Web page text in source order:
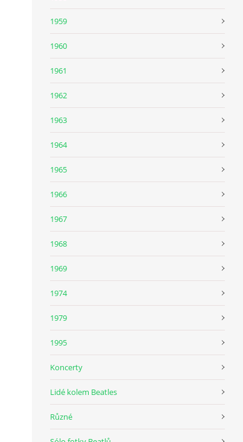
1959
1960
1961
1962
1963
1964
1965
1966
1967
1968
1969
1974
1979
1995
Koncerty
Lidé kolem Beatles
Různé